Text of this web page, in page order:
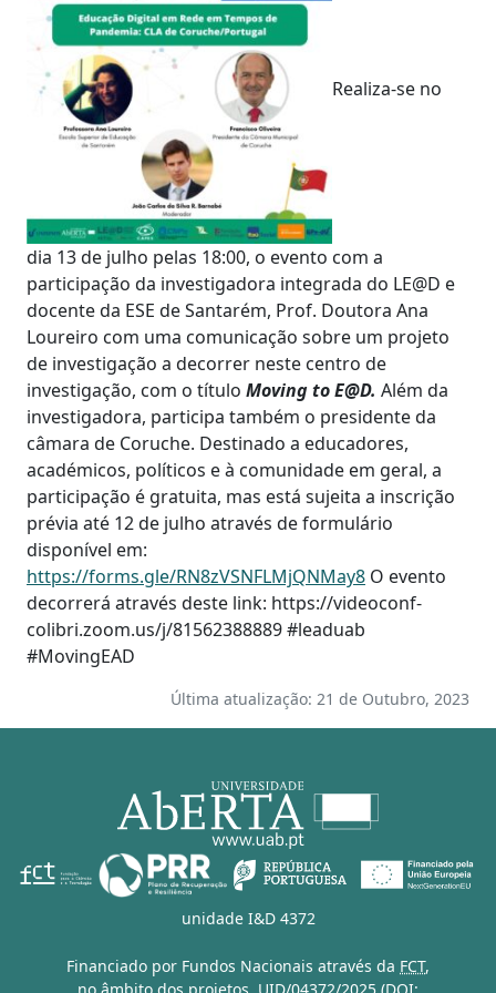
Realiza-se no
dia 13 de julho pelas 18:00, o evento com a
participação da investigadora integrada do LE@D e
docente da ESE de Santarém, Prof. Doutora Ana
Loureiro com uma comunicação sobre um projeto
de investigação a decorrer neste centro de
investigação, com o título Moving to E@D. Além da
investigadora, participa também o presidente da
câmara de Coruche. Destinado a educadores,
académicos, políticos e à comunidade em geral, a
participação é gratuita, mas está sujeita a inscrição
prévia até 12 de julho através de formulário
disponível em:
https://forms.gle/RN8zVSNFLMjQNMay8 O evento
decorrerá através deste link: https://videoconf-
colibri.zoom.us/j/81562388889 #leaduab
#MovingEAD
Última atualização: 21 de Outubro, 2023
unidade I&D 4372
Financiado por Fundos Nacionais através da FCT,